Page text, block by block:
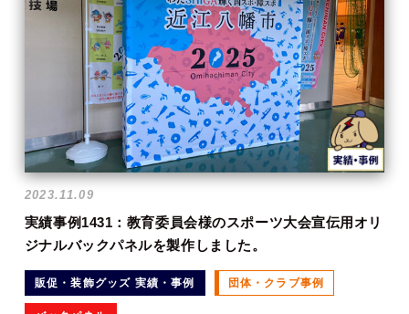
2023.11.09
実績事例1431：教育委員会様のスポーツ大会宣伝用オリ
ジナルバックパネルを製作しました。
販促・装飾グッズ 実績・事例 団体・クラブ事例